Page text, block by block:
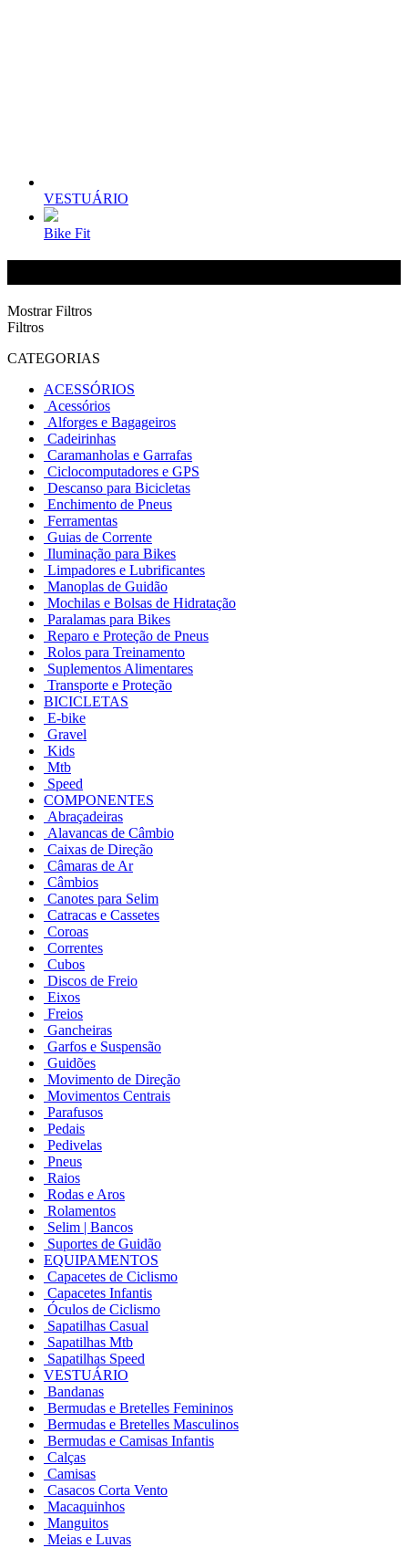
VESTUÁRIO
Bike Fit
Mostrar Filtros
Filtros
CATEGORIAS
ACESSÓRIOS
Acessórios
Alforges e Bagageiros
Cadeirinhas
Caramanholas e Garrafas
Ciclocomputadores e GPS
Descanso para Bicicletas
Enchimento de Pneus
Ferramentas
Guias de Corrente
Iluminação para Bikes
Limpadores e Lubrificantes
Manoplas de Guidão
Mochilas e Bolsas de Hidratação
Paralamas para Bikes
Reparo e Proteção de Pneus
Rolos para Treinamento
Suplementos Alimentares
Transporte e Proteção
BICICLETAS
E-bike
Gravel
Kids
Mtb
Speed
COMPONENTES
Abraçadeiras
Alavancas de Câmbio
Caixas de Direção
Câmaras de Ar
Câmbios
Canotes para Selim
Catracas e Cassetes
Coroas
Correntes
Cubos
Discos de Freio
Eixos
Freios
Gancheiras
Garfos e Suspensão
Guidões
Movimento de Direção
Movimentos Centrais
Parafusos
Pedais
Pedivelas
Pneus
Raios
Rodas e Aros
Rolamentos
Selim | Bancos
Suportes de Guidão
EQUIPAMENTOS
Capacetes de Ciclismo
Capacetes Infantis
Óculos de Ciclismo
Sapatilhas Casual
Sapatilhas Mtb
Sapatilhas Speed
VESTUÁRIO
Bandanas
Bermudas e Bretelles Femininos
Bermudas e Bretelles Masculinos
Bermudas e Camisas Infantis
Calças
Camisas
Casacos Corta Vento
Macaquinhos
Manguitos
Meias e Luvas